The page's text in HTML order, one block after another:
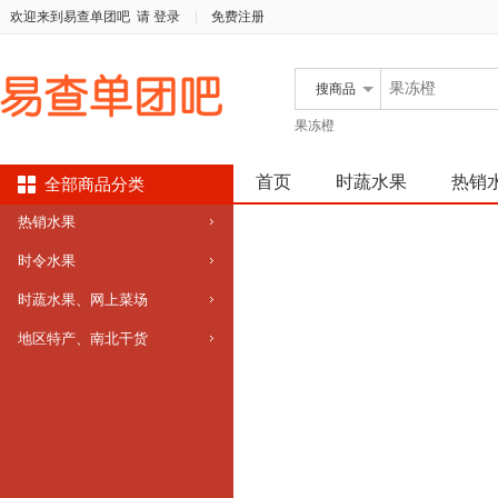
欢迎来到易查单团吧 请 登录 免费注册
搜商品
果冻橙
全部商品分类
热销水果
时令水果
时蔬水果、网上菜场
地区特产、南北干货
首页 时蔬水果 热销